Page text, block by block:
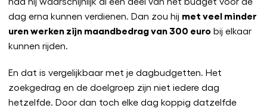
dag erna kunnen verdienen. Dan zou hij met veel minder
uren werken zijn maandbedrag van 300 euro bij elkaar
kunnen rijden.
En dat is vergelijkbaar met je dagbudgetten. Het
zoekgedrag en de doelgroep zijn niet iedere dag
hetzelfde. Door dan toch elke dag koppig datzelfde